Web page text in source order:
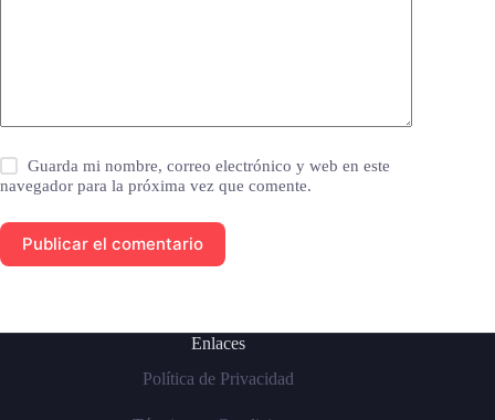
Guarda mi nombre, correo electrónico y web en este
navegador para la próxima vez que comente.
Publicar el comentario
Enlaces
Política de Privacidad